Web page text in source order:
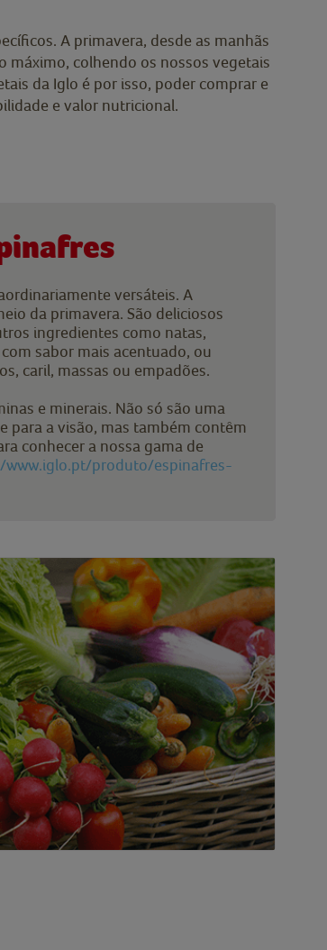
A primavera, desde as manhãs
máximo, colhendo os nossos vegetais
da Iglo é por isso, poder comprar e
e valor nutricional.
versáteis. A
da primavera. São deliciosos
ingredientes como natas,
sabor mais acentuado, ou
caril, massas ou empadões.
e minerais. Não só são uma
para a visão, mas também contêm
conhecer a nossa gama de
produto/espinafres-